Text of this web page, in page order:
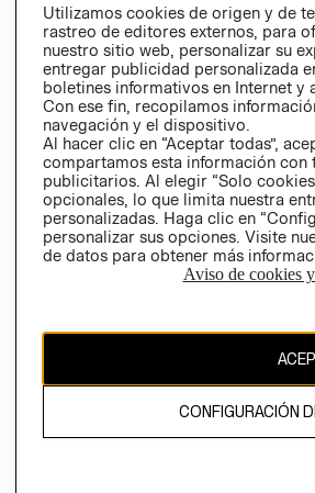
Y ÉTICA
Colombia ($)
CAMBIAR REGIÓN
El contenido de esta página web está
propiedad de H&M Hennes & Mauritz AB.
RECIÉN NACIDO
NOVEDADES
Utilizamos cookies de origen y de
rastreo de editores externos, para
nuestro sitio web, personalizar su
entregar publicidad personalizada
boletines informativos en Internet y
Con ese fin, recopilamos
navegación y el dispositivo.
Al hacer clic en “Aceptar todas”,
compartamos esta información
publicitarios. Al elegir “Solo
opcionales, lo que limita nuestra
personalizadas. Haga clic en
personalizar sus opciones. Visite
de datos para obtener más
Aviso de cookies
CONFIGURACIÓN